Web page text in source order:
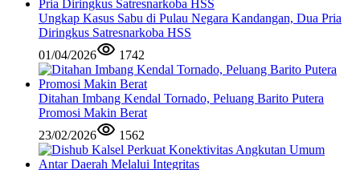
Ungkap Kasus Sabu di Pulau Negara Kandangan, Dua Pria
Diringkus Satresnarkoba HSS
01/04/2026
1742
Ditahan Imbang Kendal Tornado, Peluang Barito Putera
Promosi Makin Berat
23/02/2026
1562